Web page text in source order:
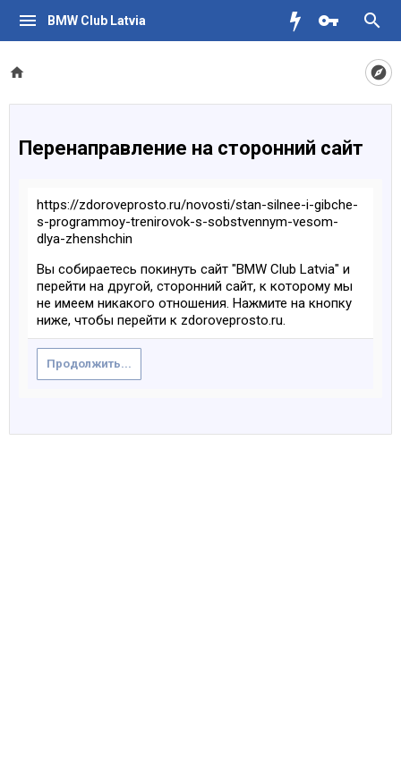
BMW Club Latvia
Перенаправление на сторонний сайт
https://zdoroveprosto.ru/novosti/stan-silnee-i-gibche-
s-programmoy-trenirovok-s-sobstvennym-vesom-
dlya-zhenshchin
Вы собираетесь покинуть сайт "BMW Club Latvia" и
перейти на другой, сторонний сайт, к которому мы
не имеем никакого отношения. Нажмите на кнопку
ниже, чтобы перейти к zdoroveprosto.ru.
Продолжить...